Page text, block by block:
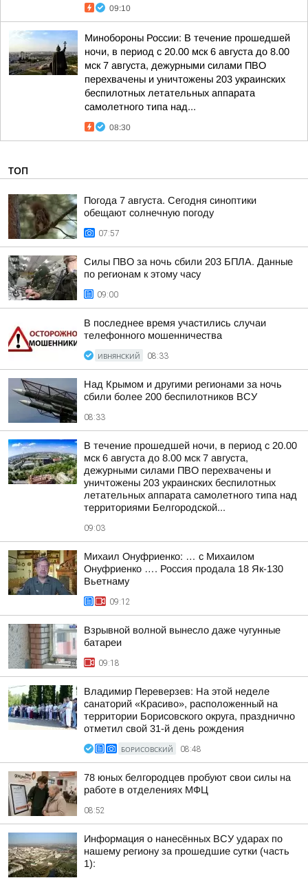
09:10
Минобороны России: В течение прошедшей
ночи, в период с 20.00 мск 6 августа до 8.00
мск 7 августа, дежурными силами ПВО
перехвачены и уничтожены 203 украинских
беспилотных летательных аппарата
самолетного типа над...
08:30
ТОП
Погода 7 августа. Сегодня синоптики
обещают солнечную погоду
07:57
Силы ПВО за ночь сбили 203 БПЛА. Данные
по регионам к этому часу
09:00
В последнее время участились случаи
телефонного мошенничества
ИВНЯНСКИЙ 08:33
Над Крымом и другими регионами за ночь
сбили более 200 беспилотников ВСУ
08:33
В течение прошедшей ночи, в период с 20.00
мск 6 августа до 8.00 мск 7 августа,
дежурными силами ПВО перехвачены и
уничтожены 203 украинских беспилотных
летательных аппарата самолетного типа над
территориями Белгородской...
09:03
Михаил Онуфриенко: … с Михаилом
Онуфриенко …. Россия продала 18 Як-130
Вьетнаму
09:12
Взрывной волной вынесло даже чугунные
батареи
09:18
Владимир Переверзев: На этой неделе
санаторий «Красиво», расположенный на
территории Борисовского округа, празднично
отметил свой 31-й день рождения
БОРИСОВСКИЙ 08:48
78 юных белгородцев пробуют свои силы на
работе в отделениях МФЦ
08:52
Информация о нанесённых ВСУ ударах по
нашему региону за прошедшие сутки (часть
1):